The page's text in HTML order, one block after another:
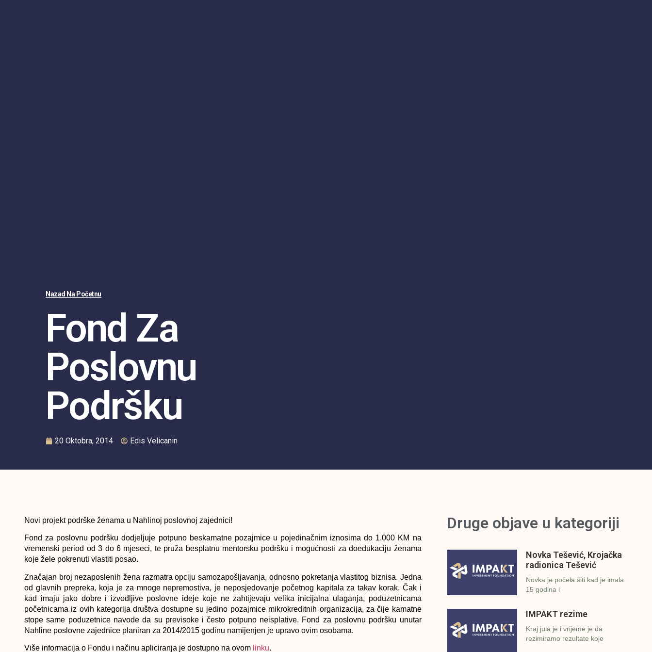
Nazad Na Početnu
Fond Za
Poslovnu
Podršku
20 Oktobra, 2014 Edis Velicanin
Novi projekt podrške ženama u Nahlinoj poslovnoj zajednici!
Fond za poslovnu podršku dodjeljuje potpuno beskamatne pozajmice u pojedinačnim iznosima do 1.000 KM na
vremenski period od 3 do 6 mjeseci, te pruža besplatnu mentorsku podršku i mogućnosti za doedukaciju ženama
koje žele pokrenuti vlastiti posao.
Značajan broj nezaposlenih žena razmatra opciju samozapošljavanja, odnosno pokretanja vlastitog biznisa. Jedna
od glavnih prepreka, koja je za mnoge nepremostiva, je neposjedovanje početnog kapitala za takav korak. Čak i
kad imaju jako dobre i izvodljive poslovne ideje koje ne zahtijevaju velika inicijalna ulaganja, poduzetnicama
početnicama iz ovih kategorija društva dostupne su jedino pozajmice mikrokreditnih organizacija, za čije kamatne
stope same poduzetnice navode da su previsoke i često potpuno neisplative. Fond za poslovnu podršku unutar
Nahline poslovne zajednice planiran za 2014/2015 godinu namijenjen je upravo ovim osobama.
Više informacija o Fondu i načinu apliciranja je dostupno na ovom linku.
Druge objave u kategoriji
Novka Tešević, Krojačka
radionica Tešević
Novka je počela šiti kad je imala
15 godina i
IMPAKT rezime
Kraj jula je i vrijeme je da
rezimiramo rezultate koje